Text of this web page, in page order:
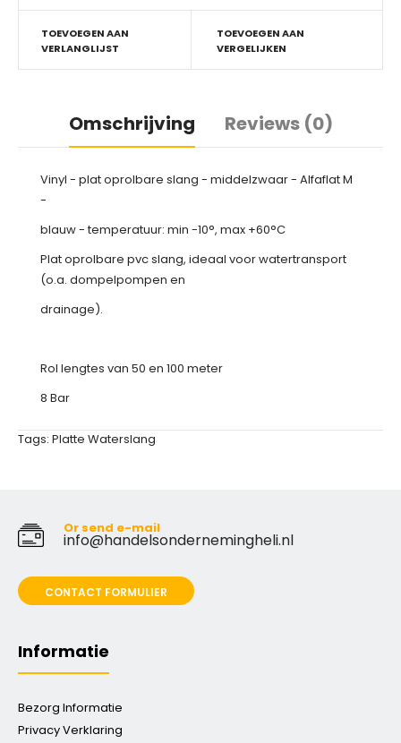
TOEVOEGEN AAN
VERLANGLIJST
TOEVOEGEN AAN
VERGELIJKEN
Omschrijving Reviews (0)
Vinyl - plat oprolbare slang - middelzwaar - Alfaflat M
-
blauw - temperatuur: min -10°, max +60°C
Plat oprolbare pvc slang, ideaal voor watertransport
(o.a. dompelpompen en
drainage).
Rol lengtes van 50 en 100 meter
8 Bar
Tags: Platte Waterslang
Or send e-mail
info@handelsondernemingheli.nl
CONTACT FORMULIER
Informatie
Bezorg Informatie
Privacy Verklaring